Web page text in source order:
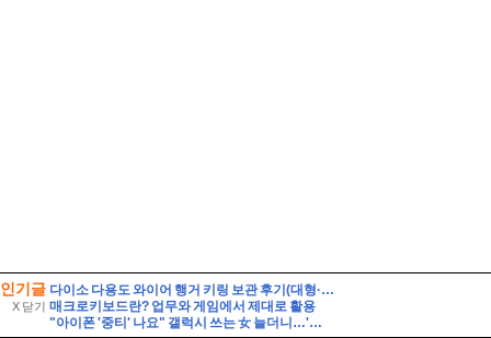
인기글
X 닫기
다이소 다용도 와이어 행거 키링 보관 후기(대형·소형 비교)
매크로키보드란? 업무와 게임에서 제대로 활용
"아이폰 '중티' 나요" 갤럭시 쓰는 女 늘더니…'놀라운 결과'